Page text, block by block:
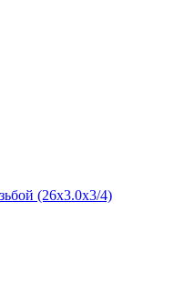
(26х3.0х3/4)